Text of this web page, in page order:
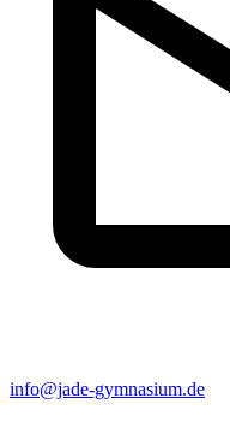
info@jade-gymnasium.de